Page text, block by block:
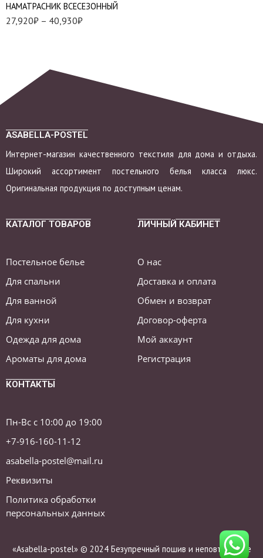
НАМАТРАСНИК ВСЕСЕЗОННЫЙ
27,920₽ – 40,930₽
ASABELLA-POSTEL
Интернет-магазин качественного текстиля для дома и отдыха.
Широкий ассортимент постельного белья класса люкс.
Оригинальная продукция по доступным ценам.
КАТАЛОГ ТОВАРОВ
Постельное белье
Для спальни
Для ванной
Для кухни
Одежда для дома
Ароматы для дома
ЛИЧНЫЙ КАБИНЕТ
О нас
Доставка и оплата
Обмен и возврат
Договор-оферта
Мой аккаунт
Регистрация
КОНТАКТЫ
Пн-Вс с 10:00 до 19:00
+7-916-160-11-12
asabella-postel@mail.ru
Реквизиты
Политика обработки
персональных данных
«Asabella-postel» © 2024 Безупречный пошив и неповторимые